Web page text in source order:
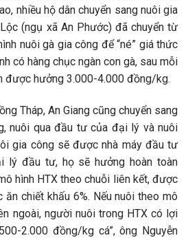
nhiều hộ dân chuyển sang nuôi gia
(ngụ xã An Phước) đã chuyển từ
nuôi gà gia công để “né” giá thức
có hàng chục ngàn con gà, sau mỗi
được hưởng 3.000-4.000 đồng/kg.
Tháp, An Giang cũng chuyển sang
nuôi qua đầu tư của đại lý và nuôi
gia công sẽ được nhà máy đầu tư
lý đầu tư, họ sẽ hưởng hoàn toàn
hình HTX theo chuỗi liên kết, được
ăn chiết khấu 6%. Nếu nuôi theo mô
ngoài, người nuôi trong HTX có lợi
2.000 đồng/kg cá”, ông Nguyễn